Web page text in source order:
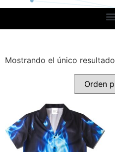
Mostrando el único resultado